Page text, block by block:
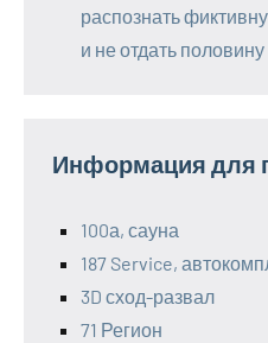
распознать
и не отдать
Информация для
100а, сауна
187 Service,
3D сход-развал
71 Регион